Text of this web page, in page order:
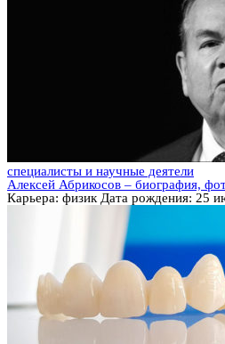
специалисты и научные деятели
Алексей Абрикосов – биография,
Карьера: физик Дата рождения: 25